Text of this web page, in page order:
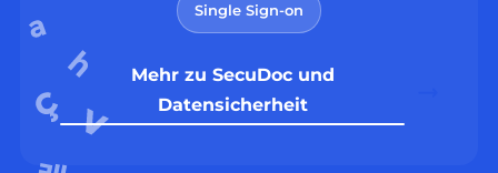
Single Sign-on
Mehr zu SecuDoc und
Datensicherheit